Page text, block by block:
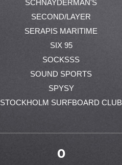
SCHNAYDERMAN'S
SECOND/LAYER
SERAPIS MARITIME
SIX 95
SOCKSSS
SOUND SPORTS
SPYSY
STOCKHOLM SURFBOARD CLUB
0